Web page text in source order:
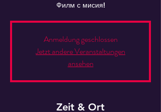
Филм с мисия!
Anmeldung geschlossen
Jetzt andere Veranstaltungen
ansehen
Zeit & Ort